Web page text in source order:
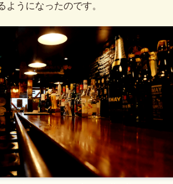
ようになったのです。